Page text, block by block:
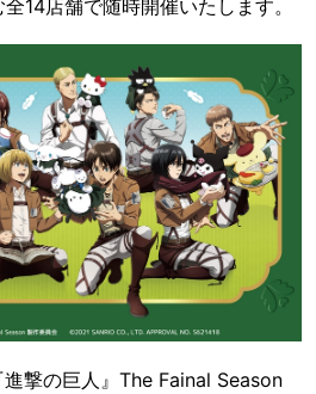
14店舗で随時開催いたします。
の巨人』The Fainal Season